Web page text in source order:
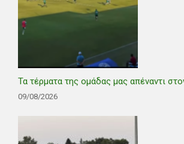
Τα τέρματα της ομάδας μας απέναντι
09/08/2026